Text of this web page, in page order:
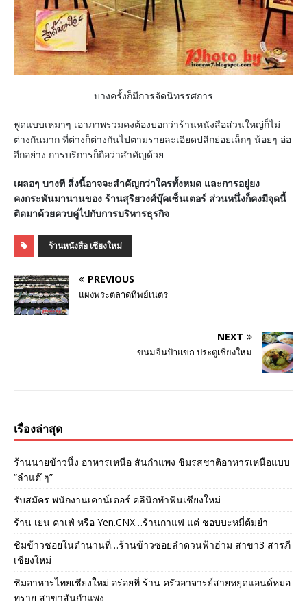
บางครั้งก็มีการจัดนิทรรศการ
พูดแบบเหมาๆ เอาภาพรวมคงต้องบอกว่าร้านหนังสือส่วนใหญ่ก็ไม่
ต่างกันมาก ที่ต่างก็ต่างกันไปตามรายละเอียดปลีกย่อยเล็กๆ น้อยๆ อ่อ
อีกอย่าง การบริการก็ถือว่าสำคัญด้วย
เผลอๆ บางที สิ่งนี้อาจจะสำคัญกว่าใครทั้งหมด และการอยู่ยง
คงกระพันมานานของ ร้านสุริยวงศ์บุ๊คเซ็นเตอร์ ส่วนหนึ่งก็คงมีจุดนี้
ติดมาด้วยควบคู่ไปกับการบริหารธุรกิจ
ร้านหนังสือ เชียงใหม่
PREVIOUS
แผงพระตลาดทิพย์เนตร
NEXT
ขนมจีนป้าแขก ประตูเชียงใหม่
เรื่องล่าสุด
ร้านนายข้าวนึ่ง อาหารเหนือ สันกำแพง ชิมรสชาติอาหารเหนือแบบ
“ลำแต๊ ๆ”
รับสมัคร พนักงานเคาน์เตอร์ คลินิกทำฟันเชียงใหม่
ร้าน เยน คาเฟ่ หรือ Yen.CNX…ร้านกาแฟ แต่ ชอบบะหมี่ต้มยำ
ชิมข้าวซอยในตำนานที่…ร้านข้าวซอยลำดวนฟ้าฮ่าม สาขา3 สารภี
เชียงใหม่
ชิมอาหารไทยเชียงใหม่ อร่อยที่ ร้าน ครัวอาจารย์สายหยุดแอนด์หมอ
ทราย สาขาสันกำแพง